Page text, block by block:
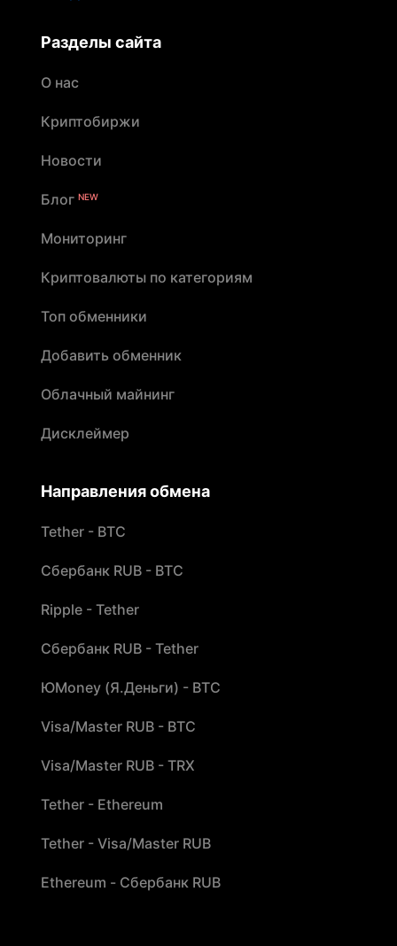
Разделы сайта
О нас
Криптобиржи
Новости
Блог NEW
Мониторинг
Криптовалюты по категориям
Топ обменники
Добавить обменник
Облачный майнинг
Дисклеймер
Направления обмена
Tether - BTC
Сбербанк RUB - BTC
Ripple - Tether
Сбербанк RUB - Tether
ЮMoney (Я.Деньги) - BTC
Visa/Master RUB - BTC
Visa/Master RUB - TRX
Tether - Ethereum
Tether - Visa/Master RUB
Ethereum - Сбербанк RUB